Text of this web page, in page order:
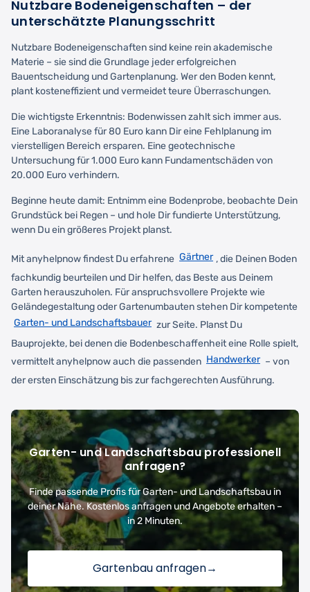
Nutzbare Bodeneigenschaften – der
unterschätzte Planungsschritt
Nutzbare Bodeneigenschaften sind keine rein akademische
Materie – sie sind die Grundlage jeder erfolgreichen
Bauentscheidung und Gartenplanung. Wer den Boden kennt,
plant kosteneffizient und vermeidet teure Überraschungen.
Die wichtigste Erkenntnis: Bodenwissen zahlt sich immer aus.
Eine Laboranalyse für 80 Euro kann Dir eine Fehlplanung im
vierstelligen Bereich ersparen. Eine geotechnische
Untersuchung für 1.000 Euro kann Fundamentschäden von
20.000 Euro verhindern.
Beginne heute damit: Entnimm eine Bodenprobe, beobachte Dein
Grundstück bei Regen – und hole Dir fundierte Unterstützung,
wenn Du ein größeres Projekt planst.
Mit anyhelpnow findest Du erfahrene Gärtner , die Deinen Boden
fachkundig beurteilen und Dir helfen, das Beste aus Deinem
Garten herauszuholen. Für anspruchsvollere Projekte wie
Geländegestaltung oder Gartenumbauten stehen Dir kompetente
Garten- und Landschaftsbauer zur Seite. Planst Du
Bauprojekte, bei denen die Bodenbeschaffenheit eine Rolle spielt,
vermittelt anyhelpnow auch die passenden Handwerker – von
der ersten Einschätzung bis zur fachgerechten Ausführung.
Garten- und Landschaftsbau professionell
anfragen?
Finde passende Profis für Garten- und Landschaftsbau in
deiner Nähe. Kostenlos anfragen und Angebote erhalten –
in 2 Minuten.
Gartenbau anfragen→